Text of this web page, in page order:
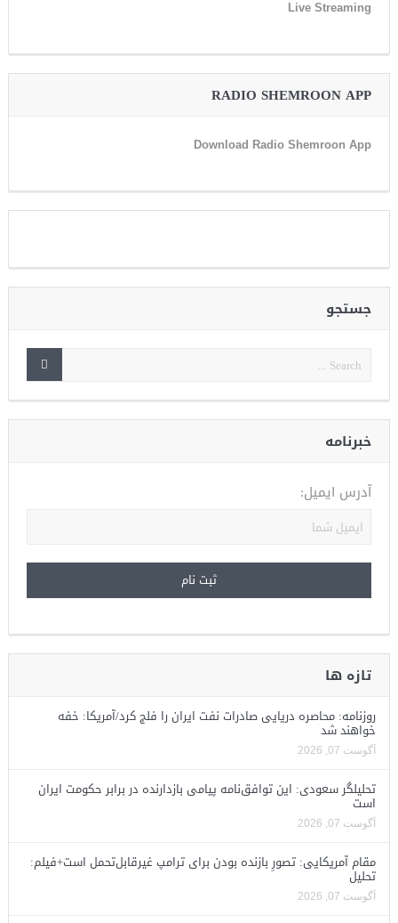
Live Streaming
RADIO SHEMROON APP
Download Radio Shemroon App
جستجو
خبرنامه
آدرس ایمیل:
تازه ها
روزنامه: محاصره دریایی صادرات نفت ایران را فلج کرد/آمریکا: خفه
خواهند شد
آگوست 07, 2026
تحلیلگر سعودی: این توافق‌نامه پیامی بازدارنده در برابر حکومت ایران
است
آگوست 07, 2026
مقام آمریکایی: تصورِ بازنده بودن برای ترامپ غیرقابل‌تحمل است+فیلم:
تحلیل
آگوست 07, 2026